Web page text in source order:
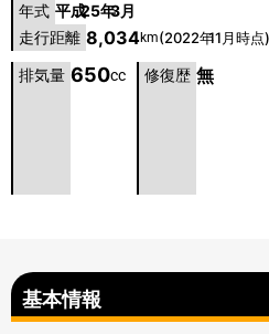
年式 平成25年3月
走行距離 8,034km(2022年11月時点)
排気量 650cc 修復歴 無
基本情報